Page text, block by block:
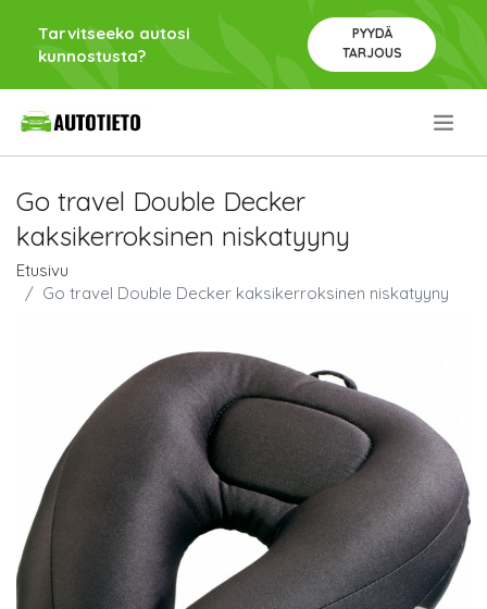
Tarvitseeko autosi
kunnostusta?
PYYDÄ
TARJOUS
Go travel Double Decker
kaksikerroksinen niskatyyny
Etusivu
Go travel Double Decker kaksikerroksinen niskatyyny